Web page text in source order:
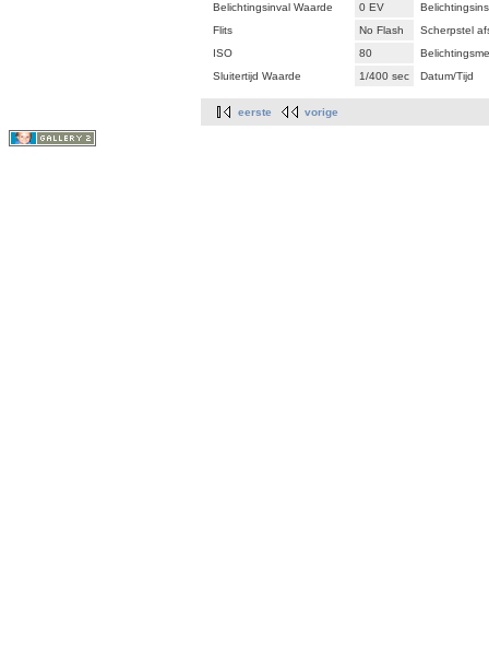
Belichtingsinval Waarde
0 EV
Flits
No Flash
Scherpstel
ISO
80
Sluitertijd Waarde
1/400 sec Datum/Tijd
eerste vorige